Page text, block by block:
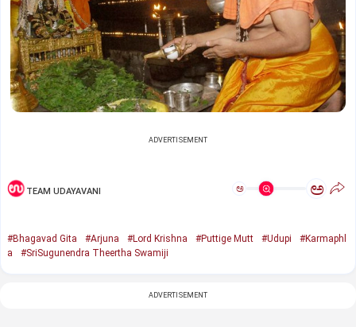
ADVERTISEMENT
TEAM UDAYAVANI ಅ ಅ
#Bhagavad Gita #Arjuna #Lord Krishna #Puttige Mutt #Udupi
#Karmaphl
a
#SriSugunendra Theertha Swamiji
ADVERTISEMENT